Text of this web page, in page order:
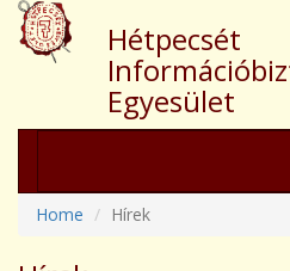
Hétpecsét
Egyesület
Home
Hírek